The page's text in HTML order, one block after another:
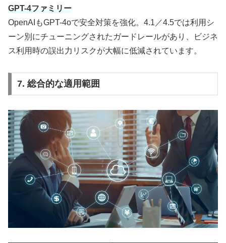
GPT-4ファミリー
OpenAIもGPT-4oで安全対策を強化。4.1／4.5では利用シ
ーン別にチューニングされたガードレールがあり、ビジネ
ス利用時の誤出力リスクが大幅に低減されています。
7. 総合的な適用範囲